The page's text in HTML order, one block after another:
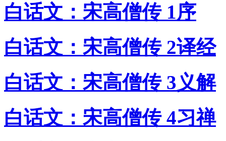
白话文：宋高僧传 1序
白话文：宋高僧传 2译经
白话文：宋高僧传 3义解
白话文：宋高僧传 4习禅